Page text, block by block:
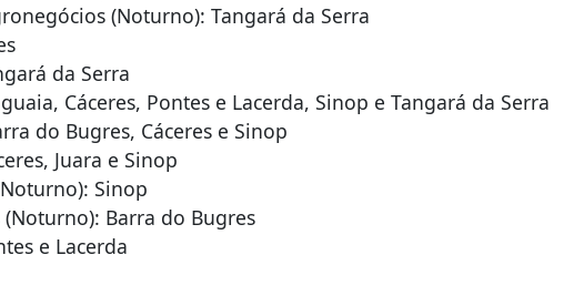
(Noturno): Tangará da Serra
da Serra
Cáceres, Pontes e Lacerda, Sinop e Tangará da Serra
do Bugres, Cáceres e Sinop
Juara e Sinop
Sinop
Barra do Bugres
e Lacerda